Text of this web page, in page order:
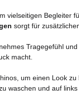
vielseitigen Begleiter
sorgt für
Tragegefühl
macht.
um einen Look
waschen und auf